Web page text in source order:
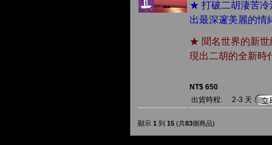
★ 打破二胡淒苦冷
出最深邃美麗的情
★ 聞名世界的新世
現出二胡的全新時
NT$ 650
出貨時程:
2-3 天
顯示 1 到 15 (共83個商品)